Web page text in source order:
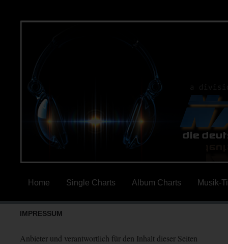
Home Single Charts Album Charts Musik-
IMPRESSUM
Anbieter und verantwortlich für den Inhalt dieser Seiten